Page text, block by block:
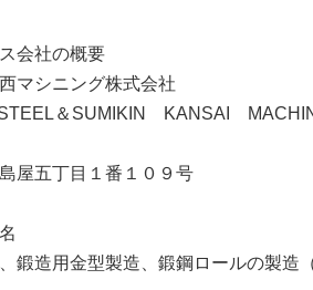
会社の概要
マシニング株式会社
＆SUMIKIN KANSAI
屋五丁目１番１０９号
鍛造用金型製造、鍛鋼ロールの製造